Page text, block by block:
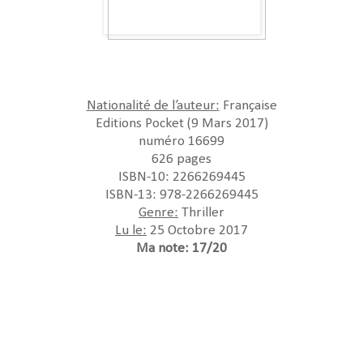
Nationalité de l’auteur: Française
Editions Pocket (9 Mars 2017)
numéro 16699
626 pages
ISBN-10: 2266269445
ISBN-13: 978-2266269445
Genre: Thriller
Lu le: 25 Octobre 2017
Ma note: 17/20